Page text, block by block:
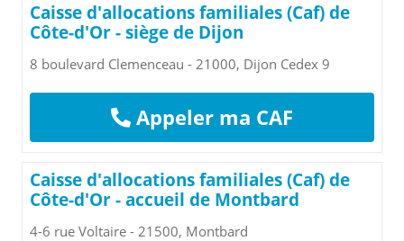
Caisse d'allocations familiales (Caf) de
Côte-d'Or - siège de Dijon
8 boulevard Clemenceau - 21000, Dijon Cedex 9
Appeler ma CAF
Caisse d'allocations familiales (Caf) de
Côte-d'Or - accueil de Montbard
4-6 rue Voltaire - 21500, Montbard